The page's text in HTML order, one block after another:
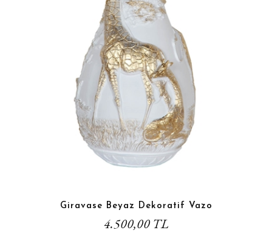
Giravase Beyaz Dekoratif Vazo
4.500,00 TL